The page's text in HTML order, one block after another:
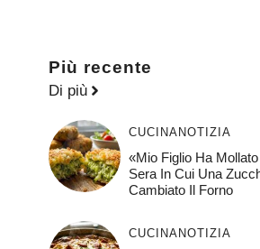
Più recente
Di più
CUCINANOTIZIA
«Mio Figlio Ha
Sera In Cui Una
Cambiato Il Forno
CUCINANOTIZIA